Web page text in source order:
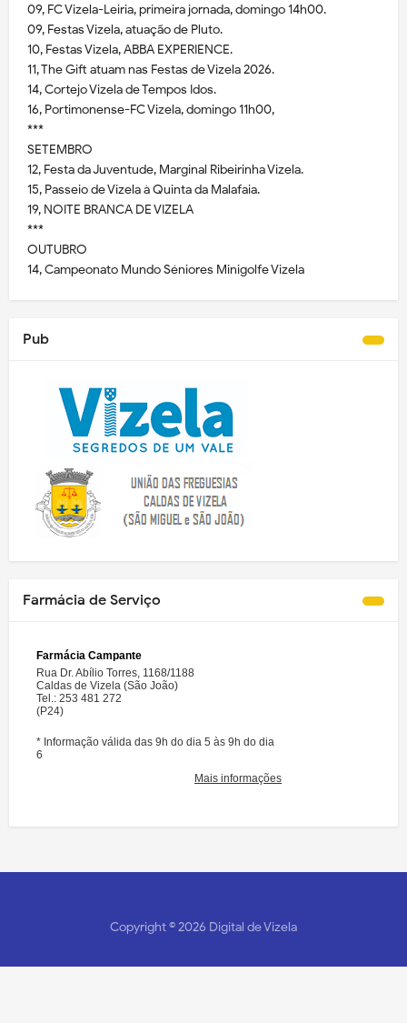
09, FC Vizela-Leiria, primeira jornada, domingo 14h00.
09, Festas Vizela, atuação de Pluto.
10, Festas Vizela, ABBA EXPERIENCE.
11, The Gift atuam nas Festas de Vizela 2026.
14, Cortejo Vizela de Tempos Idos.
16, Portimonense-FC Vizela, domingo 11h00,
***
SETEMBRO
12, Festa da Juventude, Marginal Ribeirinha Vizela.
15, Passeio de Vizela à Quinta da Malafaia.
19, NOITE BRANCA DE VIZELA
***
OUTUBRO
14, Campeonato Mundo Séniores Minigolfe Vizela
Pub
Farmácia de Serviço
Copyright ©2026 Digital de Vizela